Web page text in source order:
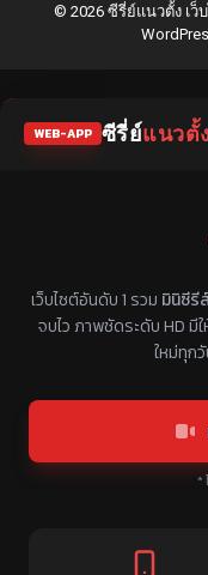
© 2026 ซีรี่ย์แนวตั้ง เ
WEB-APP ซีรี่ย์แนวตั้
เว็บไซต์อันดับ 1 รวม มินิซีรี
จบไว ภาพชัดระดับ HD มี
ใหม่ทุก
*